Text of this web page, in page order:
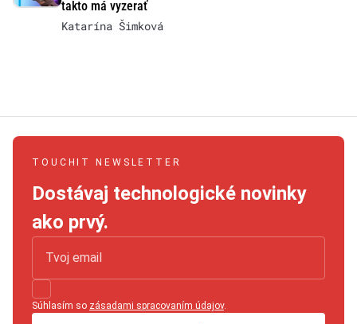
takto má vyzerať
Katarína Šimková
TOUCHIT NEWSLETTER
Dostávaj technologické novinky
ako prvý.
Súhlasím so zásadami spracovaním údajov.